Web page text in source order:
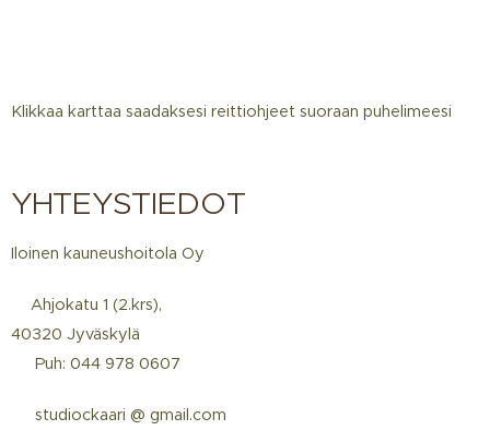
Klikkaa karttaa saadaksesi reittiohjeet suoraan puhelimeesi
YHTEYSTIEDOT
Iloinen kauneushoitola Oy
📍Ahjokatu 1 (2.krs),
40320 Jyväskylä
☎️ Puh: 044 978 0607
📩 studiockaari @ gmail.com